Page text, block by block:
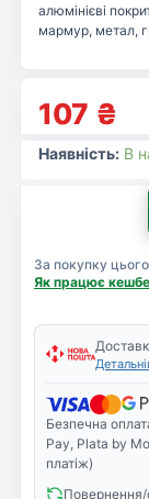
107 ₴
алюмінієві
мармур, метал,
Наявність: В
За покупку
Як працює
Безпечна
Pay, Plata by
платіж)
Повернення/